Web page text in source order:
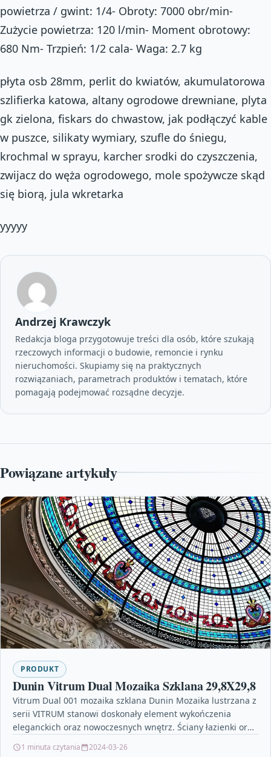
powietrza / gwint: 1/4- Obroty: 7000 obr/min-
Zużycie powietrza: 120 l/min- Moment obrotowy:
680 Nm- Trzpień: 1/2 cala- Waga: 2.7 kg
płyta osb 28mm, perlit do kwiatów, akumulatorowa
szlifierka katowa, altany ogrodowe drewniane, plyta
gk zielona, fiskars do chwastow, jak podłączyć kable
w puszce, silikaty wymiary, szufle do śniegu,
krochmal w sprayu, karcher srodki do czyszczenia,
zwijacz do węża ogrodowego, mole spożywcze skąd
się biorą, jula wkretarka
yyyyy
Andrzej Krawczyk
Redakcja bloga przygotowuje treści dla osób, które szukają
rzeczowych informacji o budowie, remoncie i rynku
nieruchomości. Skupiamy się na praktycznych
rozwiązaniach, parametrach produktów i tematach, które
pomagają podejmować rozsądne decyzje.
Powiązane artykuły
PRODUKT
Dunin Vitrum Dual Mozaika Szklana 29,8X29,8
Vitrum Dual 001 mozaika szklana Dunin Mozaika lustrzana z
serii VITRUM stanowi doskonały element wykończenia
eleganckich oraz nowoczesnych wnętrz. Ściany łazienki oraz
1 minuta czytania 2024-03-26